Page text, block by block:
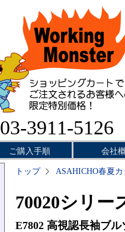
03-3911-5126
ご購入手順 会社
トップ ASAHICHO春夏
70020シリー
E7802 高視認長袖ブル